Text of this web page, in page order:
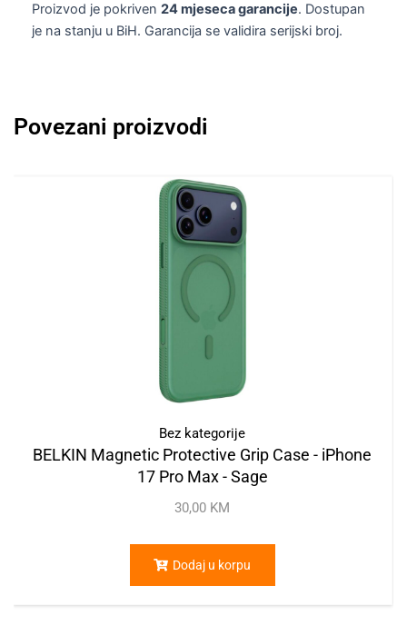
Proizvod je pokriven 24 mjeseca garancije. Dostupan
je na stanju u BiH. Garancija se validira serijski broj.
Povezani proizvodi
Bez kategorije
BELKIN Magnetic Protective Grip Case - iPhone
17 Pro Max - Sage
30,00 KM
Dodaj u korpu